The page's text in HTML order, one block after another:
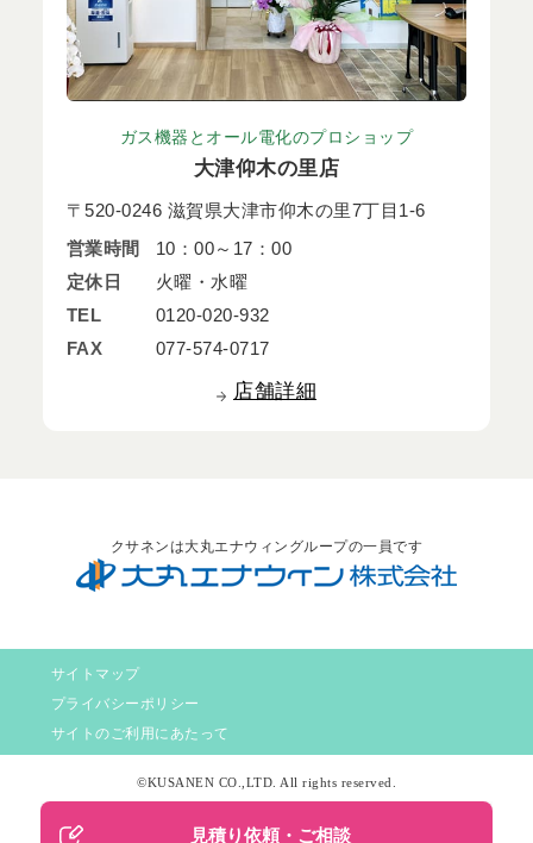
ガス機器とオール電化のプロショップ
大津仰木の里店
〒520-0246 滋賀県大津市仰木の里7丁目1-6
営業時間
10：00～17：00
定休日
火曜・水曜
TEL
0120-020-932
FAX
077-574-0717
店舗詳細
クサネンは大丸エナウィングループの一員です
サイトマップ
プライバシーポリシー
サイトのご利用にあたって
©KUSANEN CO.,LTD. All rights reserved.
見積り依頼・ご相談